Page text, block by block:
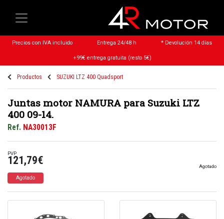
Precios con IVA incluido Entrega 24/48 h * Devolución 14 días
+99€ entrega gratuita (resto 5€)
Productos SUZUKI LTZ 400 Quadsport
Juntas motor NAMURA para Suzuki LTZ
400 09-14.
Ref. NA30013F
PVP
121,79€
Agotado
Agotado